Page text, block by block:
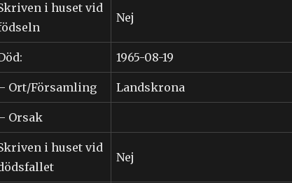
i huset vid
Nej
1965-08-19
Ort/Församling Landskrona
Orsak
i huset vid
Nej